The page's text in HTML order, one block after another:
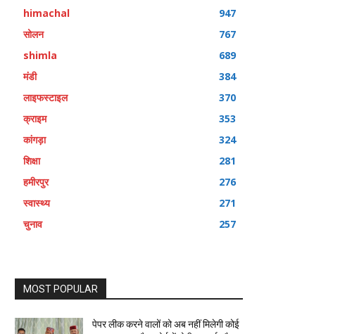
himachal
947
सोलन
767
shimla
689
मंडी
384
लाइफस्टाइल
370
क्राइम
353
कांगड़ा
324
शिक्षा
281
हमीरपुर
276
स्वास्थ्य
271
चुनाव
257
MOST POPULAR
पेपर लीक करने वालों को अब नहीं मिलेगी कोई